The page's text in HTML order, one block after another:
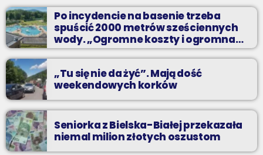
Planujesz domową prywatkę? Chcesz rozgrzać się przed
sobotnią imprezą? Masz ochotę pobawić się ze znajomymi przy
najlepszych dyskotekowych przebojach?
Po incydencie na basenie trzeba
spuścić 2000 metrów sześciennych
wody. „Ogromne koszty i ogromna
praca”
„Tu się nie da żyć”. Mają dość
weekendowych korków
Seniorka z Bielska-Białej przekazała
niemal milion złotych oszustom